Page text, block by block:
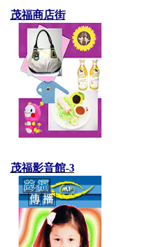
茂福商店街
茂福影音館-3